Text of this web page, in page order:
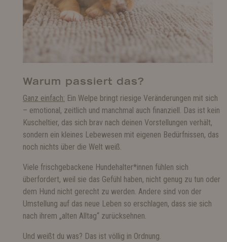
Warum passiert das?
Ganz einfach: Ein Welpe bringt riesige Veränderungen mit sich
– emotional, zeitlich und manchmal auch finanziell. Das ist kein
Kuscheltier, das sich brav nach deinen Vorstellungen verhält,
sondern ein kleines Lebewesen mit eigenen Bedürfnissen, das
noch nichts über die Welt weiß.
Viele frischgebackene Hundehalter*innen fühlen sich
überfordert, weil sie das Gefühl haben, nicht genug zu tun oder
dem Hund nicht gerecht zu werden. Andere sind von der
Umstellung auf das neue Leben so erschlagen, dass sie sich
nach ihrem „alten Alltag“ zurücksehnen.
Und weißt du was? Das ist völlig in Ordnung.